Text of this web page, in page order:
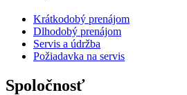
Krátkodobý prenájom
Dlhodobý prenájom
Servis a údržba
Požiadavka na servis
Spoločnosť